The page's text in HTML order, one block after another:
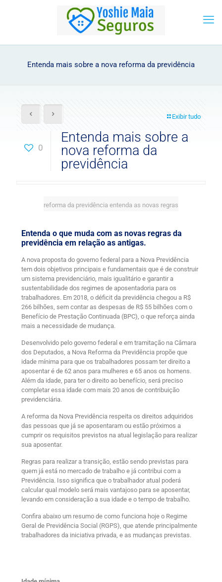
Entenda mais sobre a nova reforma da previdência
Exibir tudo
0
Entenda mais sobre a
nova reforma da
previdência
reforma da previdência entenda as novas regras
Entenda o que muda com as novas regras da
previdência em relação as antigas.
A nova proposta do governo federal para a Nova Previdência
tem dois objetivos principais e fundamentais que é de construir
um sistema previdenciário, mais igualitário e garantir a
sustentabilidade dos regimes de aposentadoria para os
trabalhadores. Em 2018, o déficit da previdência chegou a R$
266 bilhões, sem contar as despesas de R$ 55 bilhões com o
Benefício de Prestação Continuada (BPC), o que reforça ainda
mais a necessidade de mudança.
Desenvolvido pelo governo federal e em tramitação na Câmara
dos Deputados, a Nova Reforma da Previdência propõe que
idade mínima para que os trabalhadores possam ter direito a
aposentar é de 62 anos para mulheres e 65 anos os homens.
Além da idade, para ter o direito ao benefício, será preciso
completar essa idade com mais 20 anos de contribuição
previdenciária.
A reforma da Nova Previdência respeita os direitos adquiridos
das pessoas que já se aposentaram ou estão próximos a
cumprir os requisitos previstos na atual legislação para realizar
sua aposentar.
Regras para realizar a transição, estão sendo previstas para
quem já está no mercado de trabalho e já contribui com a
Previdência. Isso significa que o trabalhador atual poderá
calcular qual modelo será mais vantajoso para se aposentar,
levando em consideração a sua idade e o tempo de trabalho.
Confira abaixo um resumo de como funciona hoje o Regime
Geral de Previdência Social (RGPS), que atende principalmente
trabalhadores da iniciativa privada, e as mudanças previstas.